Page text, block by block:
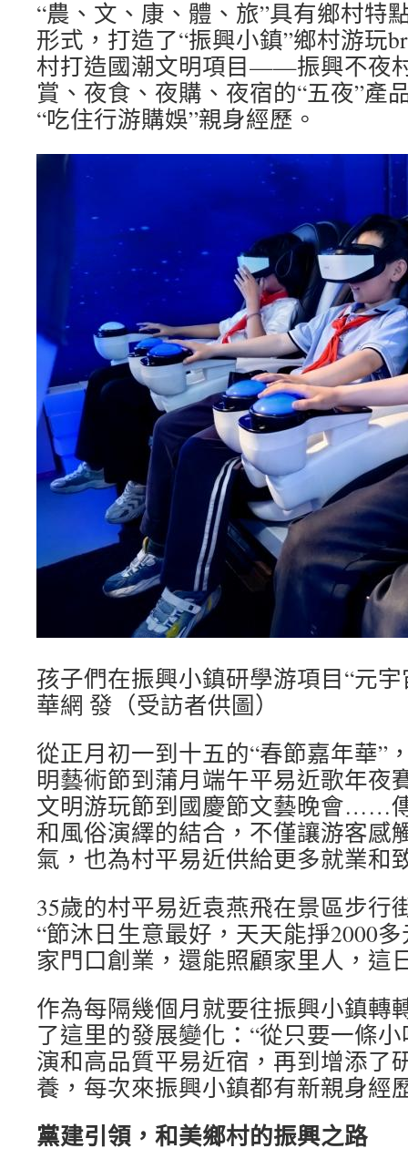
“農、文、康、體、旅”具有鄉村特
形式，打造了“振興小鎮”鄉村游玩
村打造國潮文明項目——振興不夜
賞、夜食、夜購、夜宿的“五夜”產
“吃住行游購娛”親身經歷。
孩子們在振興小鎮研學游項目“元
華網 發（受訪者供圖）
從正月初一到十五的“春節嘉年華”
明藝術節到蒲月端午平易近歌年夜
文明游玩節到國慶節文藝晚會……
和風俗演繹的結合，不僅讓游客感
氣，也為村平易近供給更多就業和
35歲的村平易近袁燕飛在景區步行
“節沐日生意最好，天天能掙2000
家門口創業，還能照顧家里人，這
作為每隔幾個月就要往振興小鎮轉
了這里的發展變化：“從只要一條
演和高品質平易近宿，再到增添了
養，每次來振興小鎮都有新親身經
黨建引領，和美鄉村的振興之路